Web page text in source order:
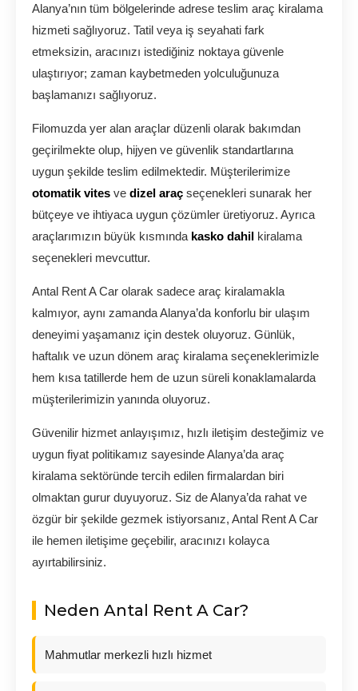
Alanya’nın tüm bölgelerinde adrese teslim araç kiralama
hizmeti sağlıyoruz. Tatil veya iş seyahati fark
etmeksizin, aracınızı istediğiniz noktaya güvenle
ulaştırıyor; zaman kaybetmeden yolculuğunuza
başlamanızı sağlıyoruz.
Filomuzda yer alan araçlar düzenli olarak bakımdan
geçirilmekte olup, hijyen ve güvenlik standartlarına
uygun şekilde teslim edilmektedir. Müşterilerimize
otomatik vites ve dizel araç seçenekleri sunarak her
bütçeye ve ihtiyaca uygun çözümler üretiyoruz. Ayrıca
araçlarımızın büyük kısmında kasko dahil kiralama
seçenekleri mevcuttur.
Antal Rent A Car olarak sadece araç kiralamakla
kalmıyor, aynı zamanda Alanya’da konforlu bir ulaşım
deneyimi yaşamanız için destek oluyoruz. Günlük,
haftalık ve uzun dönem araç kiralama seçeneklerimizle
hem kısa tatillerde hem de uzun süreli konaklamalarda
müşterilerimizin yanında oluyoruz.
Güvenilir hizmet anlayışımız, hızlı iletişim desteğimiz ve
uygun fiyat politikamız sayesinde Alanya’da araç
kiralama sektöründe tercih edilen firmalardan biri
olmaktan gurur duyuyoruz. Siz de Alanya’da rahat ve
özgür bir şekilde gezmek istiyorsanız, Antal Rent A Car
ile hemen iletişime geçebilir, aracınızı kolayca
ayırtabilirsiniz.
Neden Antal Rent A Car?
Mahmutlar merkezli hızlı hizmet